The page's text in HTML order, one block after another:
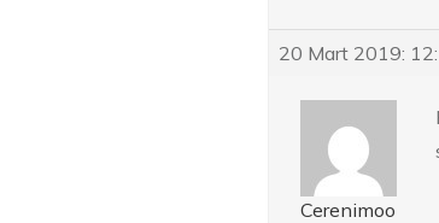
20 Mart 2019:
Cerenimoo